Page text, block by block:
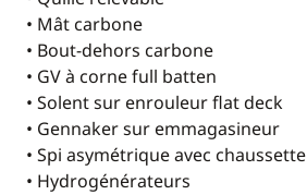
• Mât carbone
• Bout-dehors carbone
• GV à corne full batten
• Solent sur enrouleur flat deck
• Gennaker sur emmagasineur
• Spi asymétrique avec chaussette
• Hydrogénérateurs